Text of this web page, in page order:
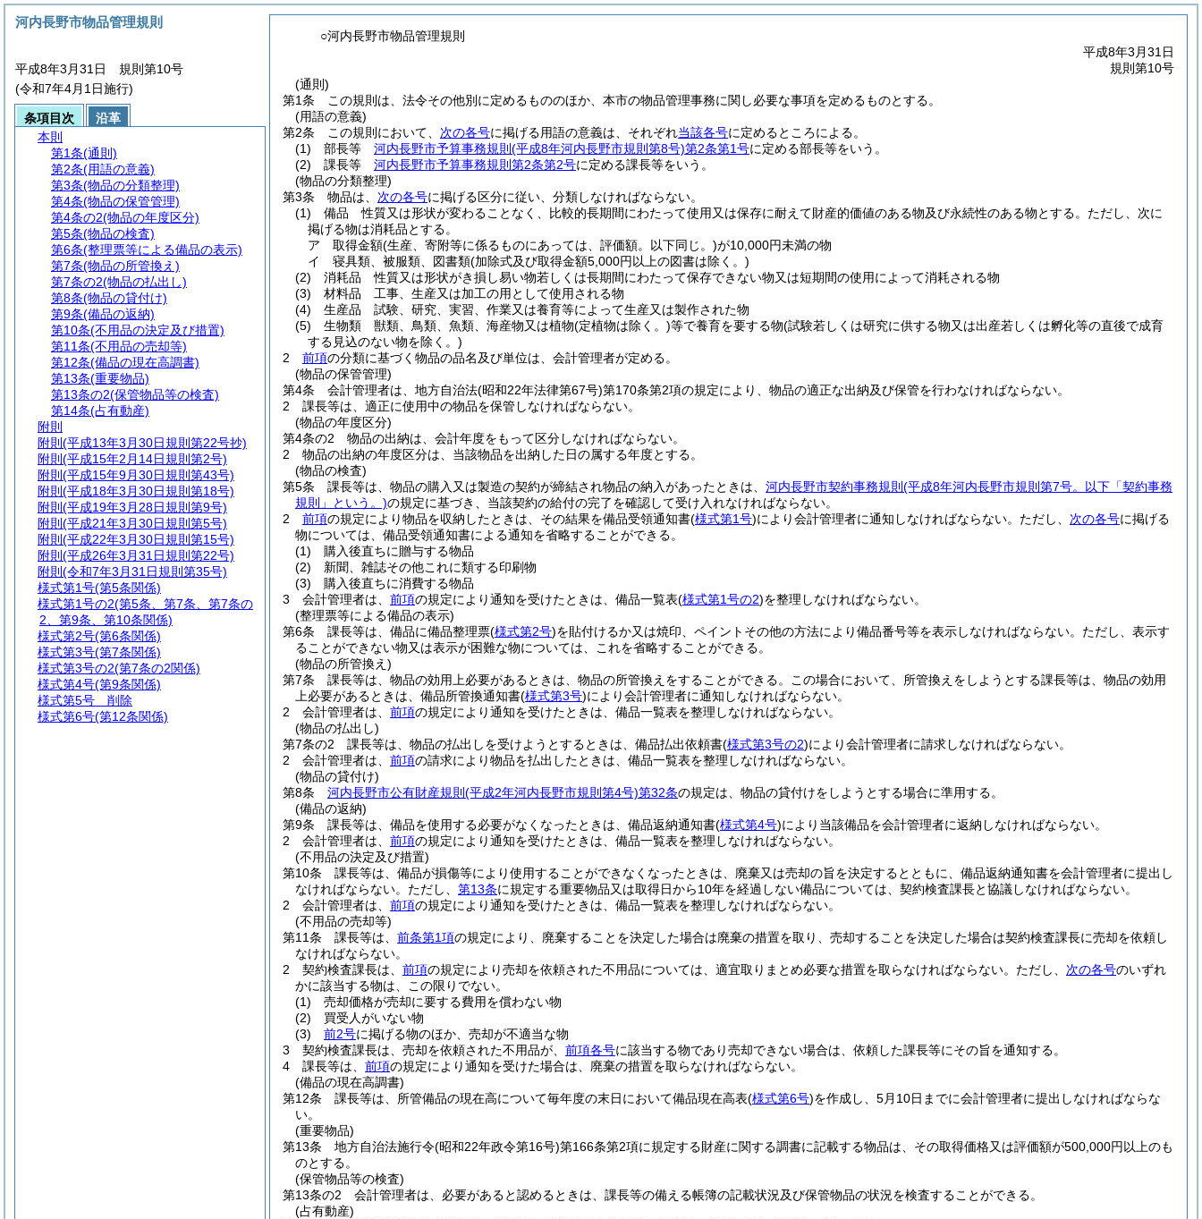
○河内長野市物品管理規則
平成8年3月31日
規則第10号
(通則)
第1条
この規則は、法令その他別に定めるもののほか、本市の物品管理事務に関し必要な事項を定めるものとする。
(用語の意義)
第2条
この規則において、 次の各号に掲げる用語の意義は、それぞれ当該各号に定めるところによる。
(1)
部長等 河内長野市予算事務規則 (平成8年河内長野市規則第8号)第2条第1号に定める部長等をいう。
(2)
課長等 河内長野市予算事務規則第2条第2号に定める課長等をいう。
(物品の分類整理)
第3条
物品は、 次の各号に掲げる区分に従い、分類しなければならない。
(1)
備品 性質又は形状が変わることなく、比較的長期間にわたって使用又は保存に耐えて財産的価値のある物及び永続性のある物とする。 ただし、次に
掲げる物は消耗品とする。
ア
取得金額(生産、寄附等に係るものにあっては、評価額。以下同じ。)が10,000円未満の物
イ
寝具類、被服類、図書類(加除式及び取得金額5,000円以上の図書は除く。)
(2)
消耗品 性質又は形状がき損し易い物若しくは長期間にわたって保存できない物又は短期間の使用によって消耗される物
(3)
材料品 工事、生産又は加工の用として使用される物
(4)
生産品 試験、研究、実習、作業又は養育等によって生産又は製作された物
(5)
生物類 獣類、鳥類、魚類、海産物又は植物(定植物は除く。)等で養育を要する物(試験若しくは研究に供する物又は出産若しくは孵化等の直後で成育
する見込のない物を除く。)
2
前項の分類に基づく物品の品名及び単位は、会計管理者が定める。
(物品の保管管理)
第4条
会計管理者は、地方自治法(昭和22年法律第67号)第170条第2項の規定により、物品の適正な出納及び保管を行わなければならない。
2
課長等は、適正に使用中の物品を保管しなければならない。
(物品の年度区分)
第4条の2
物品の出納は、会計年度をもって区分しなければならない。
2
物品の出納の年度区分は、当該物品を出納した日の属する年度とする。
(物品の検査)
第5条
課長等は、物品の購入又は製造の契約が締結され物品の納入があったときは、 河内長野市契約事務規則 (平成8年河内長野市規則第7号。以下「契約事務
規則」という。)の規定に基づき、当該契約の給付の完了を確認して受け入れなければならない。
2
前項の規定により物品を収納したときは、その結果を備品受領通知書(様式第1号)により会計管理者に通知しなければならない。 ただし、 次の各号に掲げる
物については、備品受領通知書による通知を省略することができる。
(1)
購入後直ちに贈与する物品
(2)
新聞、雑誌その他これに類する印刷物
(3)
購入後直ちに消費する物品
3
会計管理者は、 前項の規定により通知を受けたときは、備品一覧表(様式第1号の2)を整理しなければならない。
(整理票等による備品の表示)
第6条
課長等は、備品に備品整理票(様式第2号)を貼付けるか又は焼印、ペイントその他の方法により備品番号等を表示しなければならない。 ただし、表示す
ることができない物又は表示が困難な物については、これを省略することができる。
(物品の所管換え)
第7条
課長等は、物品の効用上必要があるときは、物品の所管換えをすることができる。
この場合において、所管換えをしようとする課長等は、物品の効用
上必要があるときは、備品所管換通知書(様式第3号)により会計管理者に通知しなければならない。
2
会計管理者は、 前項の規定により通知を受けたときは、備品一覧表を整理しなければならない。
(物品の払出し)
第7条の2
課長等は、物品の払出しを受けようとするときは、備品払出依頼書(様式第3号の2)により会計管理者に請求しなければならない。
2
会計管理者は、 前項の請求により物品を払出したときは、備品一覧表を整理しなければならない。
(物品の貸付け)
第8条
河内長野市公有財産規則 (平成2年河内長野市規則第4号)第32条の規定は、物品の貸付けをしようとする場合に準用する。
(備品の返納)
第9条
課長等は、備品を使用する必要がなくなったときは、備品返納通知書(様式第4号)により当該備品を会計管理者に返納しなければならない。
2
会計管理者は、 前項の規定により通知を受けたときは、備品一覧表を整理しなければならない。
(不用品の決定及び措置)
第10条
課長等は、備品が損傷等により使用することができなくなったときは、廃棄又は売却の旨を決定するとともに、備品返納通知書を会計管理者に提出し
なければならない。 ただし、 第13条に規定する重要物品又は取得日から10年を経過しない備品については、契約検査課長と協議しなければならない。
2
会計管理者は、 前項の規定により通知を受けたときは、備品一覧表を整理しなければならない。
(不用品の売却等)
第11条
課長等は、 前条第1項の規定により、廃棄することを決定した場合は廃棄の措置を取り、売却することを決定した場合は契約検査課長に売却を依頼し
なければならない。
2
契約検査課長は、 前項の規定により売却を依頼された不用品については、適宜取りまとめ必要な措置を取らなければならない。 ただし、 次の各号のいずれ
かに該当する物は、この限りでない。
(1)
売却価格が売却に要する費用を償わない物
(2)
買受人がいない物
(3)
前2号に掲げる物のほか、売却が不適当な物
3
契約検査課長は、売却を依頼された不用品が、 前項各号に該当する物であり売却できない場合は、依頼した課長等にその旨を通知する。
4
課長等は、 前項の規定により通知を受けた場合は、廃棄の措置を取らなければならない。
(備品の現在高調書)
第12条
課長等は、所管備品の現在高について毎年度の末日において備品現在高表(様式第6号)を作成し、5月10日までに会計管理者に提出しなければならな
い。
(重要物品)
第13条
地方自治法施行令(昭和22年政令第16号)第166条第2項に規定する財産に関する調書に記載する物品は、その取得価格又は評価額が500,000円以上のも
のとする。
(保管物品等の検査)
第13条の2
会計管理者は、必要があると認めるときは、課長等の備える帳簿の記載状況及び保管物品の状況を検査することができる。
(占有動産)
河内長野市物品管理規則
平成8年3月31日 規則第10号
(令和7年4月1日施行)
条項目次
沿革
本則
第1条(通則)
第2条(用語の意義)
第3条(物品の分類整理)
第4条(物品の保管管理)
第4条の2(物品の年度区分)
第5条(物品の検査)
第6条(整理票等による備品の表示)
第7条(物品の所管換え)
第7条の2(物品の払出し)
第8条(物品の貸付け)
第9条(備品の返納)
第10条(不用品の決定及び措置)
第11条(不用品の売却等)
第12条(備品の現在高調書)
第13条(重要物品)
第13条の2(保管物品等の検査)
第14条(占有動産)
附則
附則 (平成13年3月30日規則第22号抄)
附則 (平成15年2月14日規則第2号)
附則 (平成15年9月30日規則第43号)
附則 (平成18年3月30日規則第18号)
附則 (平成19年3月28日規則第9号)
附則 (平成21年3月30日規則第5号)
附則 (平成22年3月30日規則第15号)
附則 (平成26年3月31日規則第22号)
附則 (令和7年3月31日規則第35号)
様式第1号(第5条関係)
様式第1号の2(第5条、第7条、第7条の
2、第9条、第10条関係)
様式第2号(第6条関係)
様式第3号(第7条関係)
様式第3号の2(第7条の2関係)
様式第4号(第9条関係)
様式第5号 削除
様式第6号(第12条関係)